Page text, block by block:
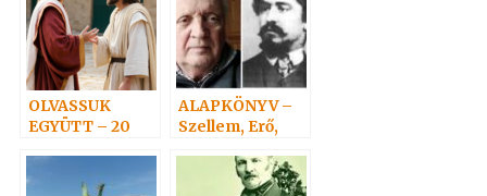
OLVASSUK
EGYÜTT – 20
ALAPKÖNYV –
Szellem, Erő,